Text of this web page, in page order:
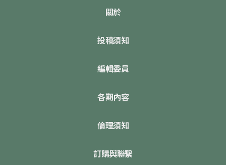
關於
投稿須知
編輯委員
各期內容
倫理須知
訂購與聯繫